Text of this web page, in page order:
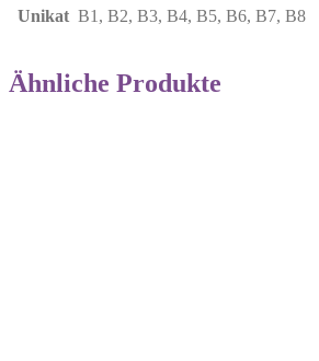
Unikat B1, B2, B3, B4, B5, B6, B7, B8
Ähnliche Produkte